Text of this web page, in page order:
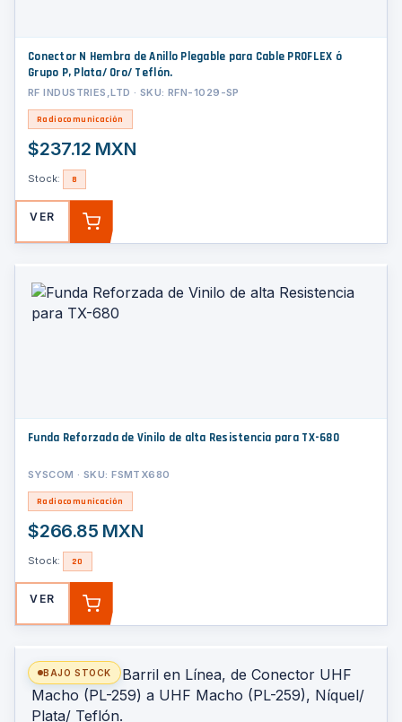
Conector N Hembra de Anillo Plegable para Cable PROFLEX ó
Grupo P, Plata/ Oro/ Teflón.
RF INDUSTRIES,LTD · SKU: RFN-1029-SP
Radiocomunicación
$237.12 MXN
Stock: 8
VER
AGREGAR
Funda Reforzada de Vinilo de alta Resistencia para TX-680
SYSCOM · SKU: FSMTX680
Radiocomunicación
$266.85 MXN
Stock: 20
VER
AGREGAR
BAJO STOCK